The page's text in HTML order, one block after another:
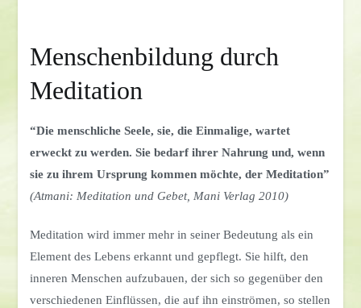
Menschenbildung durch
Meditation
“Die menschliche Seele, sie, die Einmalige, wartet
erweckt zu werden. Sie bedarf ihrer Nahrung und, wenn
sie zu ihrem Ursprung kommen möchte, der Meditation”
(Atmani: Meditation und Gebet, Mani Verlag 2010)
Meditation wird immer mehr in seiner Bedeutung als ein
Element des Lebens erkannt und gepflegt. Sie hilft, den
inneren Menschen aufzubauen, der sich so gegenüber den
verschiedenen Einflüssen, die auf ihn einströmen, so stellen